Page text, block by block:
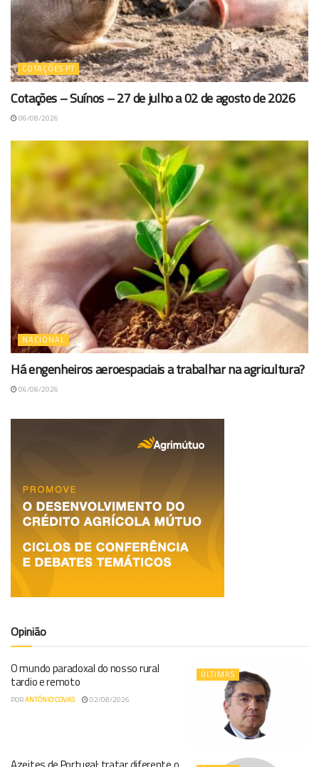
COTAÇÕES PT
Cotações – Suínos – 27 de julho a 02 de agosto de 2026
06/08/2026
NACIONAL
Há engenheiros aeroespaciais a trabalhar na agricultura?
06/08/2026
Opinião
ÚLTIMAS
O mundo paradoxal do nosso rural
tardio e remoto
PORANTÓNIO COVAS 02/08/2026